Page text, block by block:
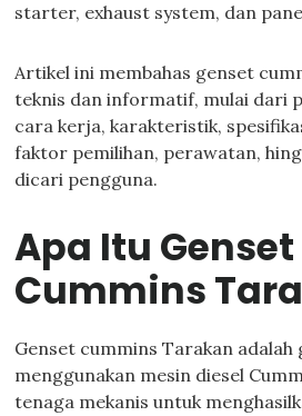
starter, exhaust system, dan
Artikel ini membahas genset
teknis dan informatif, mulai dari
cara kerja, karakteristik,
faktor pemilihan, perawatan,
dicari pengguna.
Apa Itu Genset
Cummins
Genset cummins Tarakan
menggunakan mesin diesel
tenaga mekanis untuk